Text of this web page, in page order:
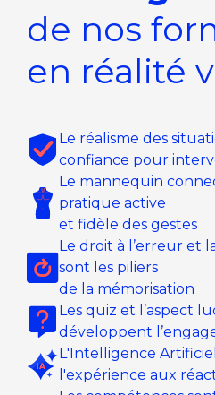
de nos
en réalité
Le réalisme des
confiance pour
Le mannequin
pratique active
et fidèle des gestes
Le droit à l’erreur et
sont les piliers
de la mémorisation
Les quiz et l’aspect
développent
L'Intelligence
l'expérience aux